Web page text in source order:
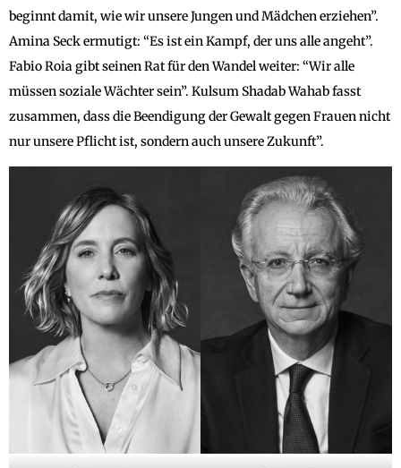
beginnt damit, wie wir unsere Jungen und Mädchen erziehen”.
Amina Seck ermutigt: “Es ist ein Kampf, der uns alle angeht”.
Fabio Roia gibt seinen Rat für den Wandel weiter: “Wir alle
müssen soziale Wächter sein”. Kulsum Shadab Wahab fasst
zusammen, dass die Beendigung der Gewalt gegen Frauen nicht
nur unsere Pflicht ist, sondern auch unsere Zukunft”.